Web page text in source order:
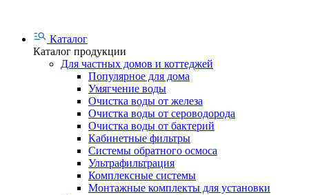
Каталог
Каталог продукции
Для частных домов и коттеджей
Популярное для дома
Умягчение воды
Очистка воды от железа
Очистка воды от сероводорода
Очистка воды от бактерий
Кабинетные фильтры
Системы обратного осмоса
Ультрафильтрация
Комплексные системы
Монтажные комплекты для установки